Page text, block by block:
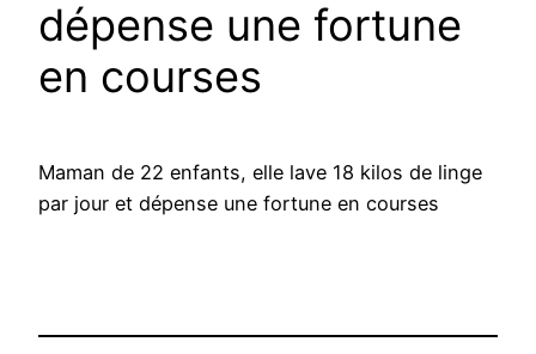
dépense une fortune
en courses
Maman de 22 enfants, elle lave 18 kilos de linge
par jour et dépense une fortune en courses